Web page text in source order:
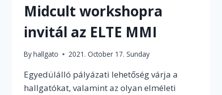
Midcult workshopra
invitál az ELTE MMI
Byhallgato 2021. October 17. Sunday
Egyedülálló pályázati lehetőség várja a
hallgatókat, valamint az olyan elméleti